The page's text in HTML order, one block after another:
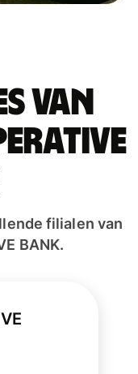
van
filialen van
BANK.